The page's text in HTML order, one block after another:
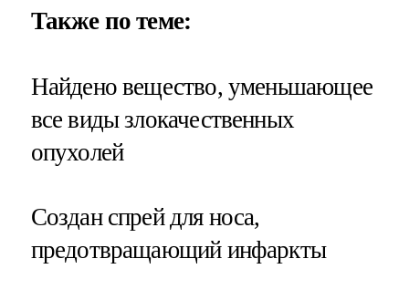
Также по теме:
Найдено вещество, уменьшающее
все виды злокачественных
опухолей
Создан спрей для носа,
предотвращающий инфаркты